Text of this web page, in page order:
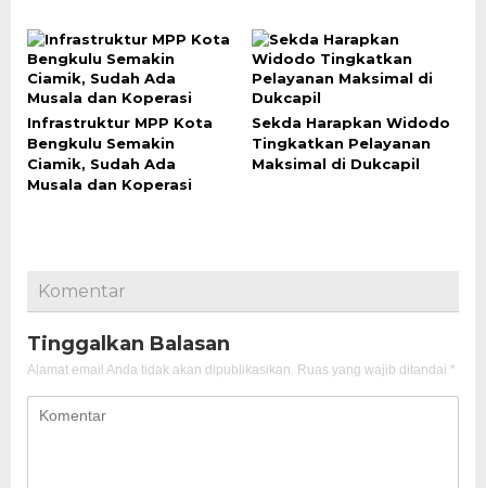
Infrastruktur MPP Kota
Bengkulu Semakin
Ciamik, Sudah Ada
Musala dan Koperasi
Sekda Harapkan Widodo
Tingkatkan Pelayanan
Maksimal di Dukcapil
Komentar
Tinggalkan Balasan
Alamat email Anda tidak akan dipublikasikan. Ruas yang wajib ditandai *